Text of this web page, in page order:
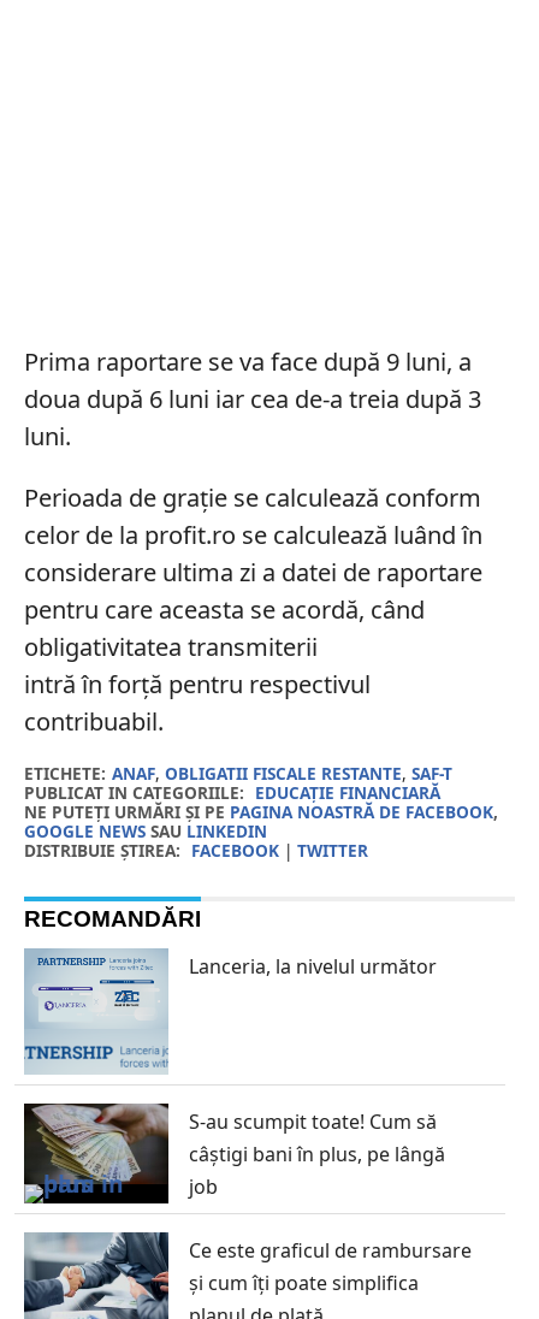
Prima raportare se va face după 9 luni, a
doua după 6 luni iar cea de-a treia după 3
luni.
Perioada de grație se calculează conform
celor de la profit.ro se calculează luând în
considerare ultima zi a datei de raportare
pentru care aceasta se acordă, când
obligativitatea transmiterii
intră în forță pentru respectivul
contribuabil.
ETICHETE: ANAF, OBLIGATII FISCALE RESTANTE, SAF-T
PUBLICAT IN CATEGORIILE: EDUCAȚIE FINANCIARĂ
NE PUTEȚI URMĂRI ȘI PE PAGINA NOASTRĂ DE FACEBOOK,
GOOGLE NEWSSAU LINKEDIN
DISTRIBUIE ȘTIREA: FACEBOOK| TWITTER
RECOMANDĂRI
Lanceria, la nivelul următor
S-au scumpit toate! Cum să
câştigi bani în plus, pe lângă
job
Ce este graficul de rambursare
și cum îți poate simplifica